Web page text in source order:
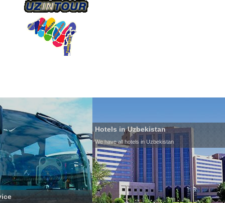
Hotels in Uzbekistan
We have all hotels in Uzbekistan
Culture of